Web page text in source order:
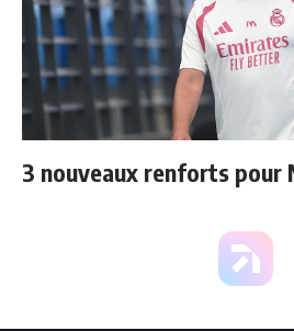
3 nouveaux renforts pour